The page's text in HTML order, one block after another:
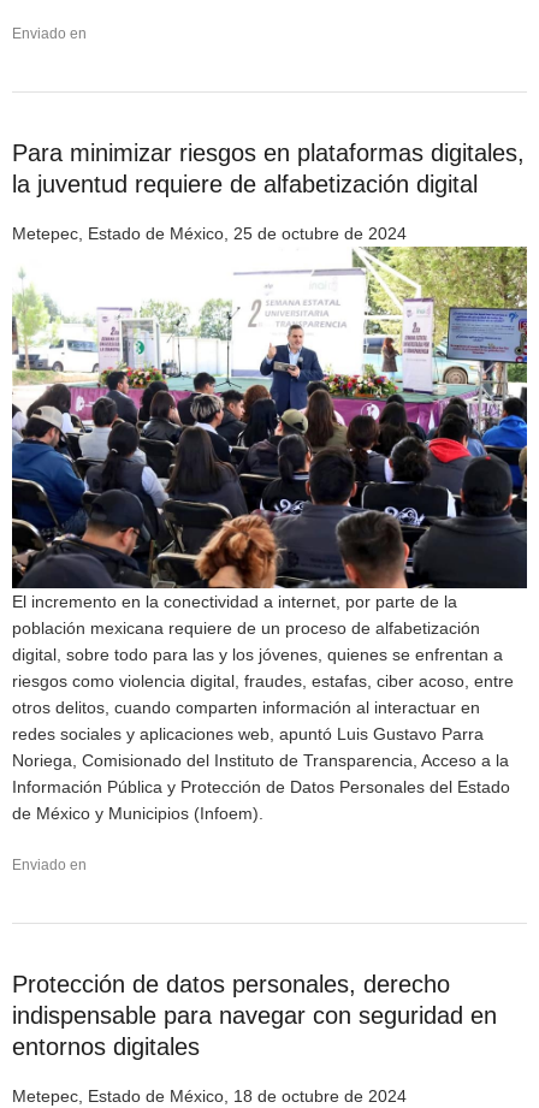
Enviado en
Para minimizar riesgos en plataformas digitales,
la juventud requiere de alfabetización digital
Metepec, Estado de México, 25 de octubre de 2024
El incremento en la conectividad a internet, por parte de la
población mexicana requiere de un proceso de alfabetización
digital, sobre todo para las y los jóvenes, quienes se enfrentan a
riesgos como violencia digital, fraudes, estafas, ciber acoso, entre
otros delitos, cuando comparten información al interactuar en
redes sociales y aplicaciones web, apuntó Luis Gustavo Parra
Noriega, Comisionado del Instituto de Transparencia, Acceso a la
Información Pública y Protección de Datos Personales del Estado
de México y Municipios (Infoem).
Enviado en
Protección de datos personales, derecho
indispensable para navegar con seguridad en
entornos digitales
Metepec, Estado de México, 18 de octubre de 2024